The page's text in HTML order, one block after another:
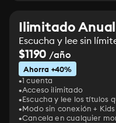
Ilimitado Anual
Escucha y lee sin
$1190 /año
Ahorra +40%
1 cuenta
Acceso ilimitado
Escucha y lee los títulos
Modo sin conexión +
Cancela en cualquier